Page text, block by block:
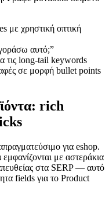
με χρηστική οπτική
αυτό;”
τις long-tail keywords
σε μορφή bullet points
rich
για eshop.
με αστεράκια
στα SERP — αυτό
fields για το Product